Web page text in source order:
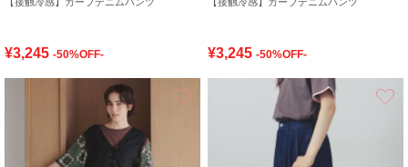
¥3,245 -50%OFF- ¥3,245 -50%OFF-